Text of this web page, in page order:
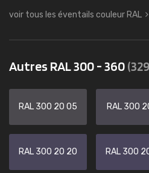
voir tous les éventails couleur RAL
Autres RAL 300 - 360
RAL 300 20 05 RAL 300
RAL 300 20 20 RAL 300